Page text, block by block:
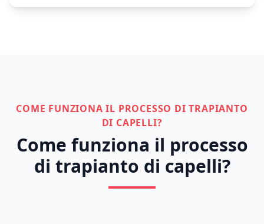
COME FUNZIONA IL PROCESSO DI TRAPIANTO
DI CAPELLI?
Come funziona il processo
di trapianto di capelli?